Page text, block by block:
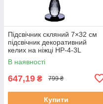
Підсвічник скляний 7×32 см
підсвічник декоративний
келих на ніжці HP-4-3L
В наявності
647,19 ₴ 799 ₴
Купити